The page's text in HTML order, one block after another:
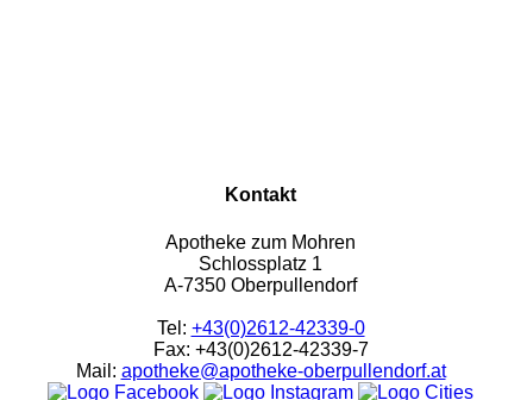
Kontakt
Apotheke zum Mohren
Schlossplatz 1
A-7350 Oberpullendorf
Tel: +43(0)2612-42339-0
Fax: +43(0)2612-42339-7
Mail: apotheke@apotheke-oberpullendorf.at